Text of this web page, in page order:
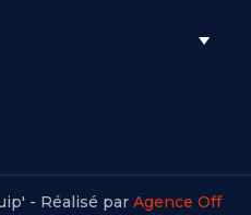
- Réalisé par Agence Off